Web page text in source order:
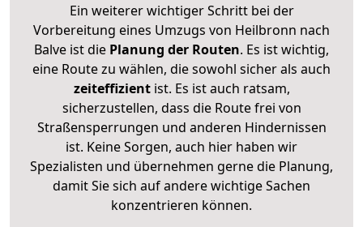
Ein weiterer wichtiger Schritt bei der
Vorbereitung eines Umzugs von Heilbronn nach
Balve ist die Planung der Routen. Es ist wichtig,
eine Route zu wählen, die sowohl sicher als auch
zeiteffizientist. Es ist auch ratsam,
sicherzustellen, dass die Route frei von
Straßensperrungen und anderen Hindernissen
ist. Keine Sorgen, auch hier haben wir
Spezialisten und übernehmen gerne die Planung,
damit Sie sich auf andere wichtige Sachen
konzentrieren können.